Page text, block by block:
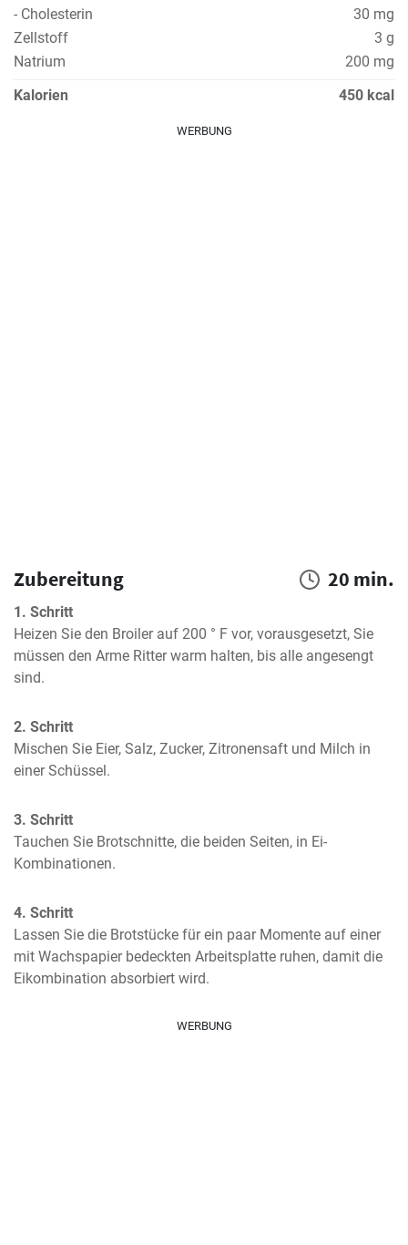
- Cholesterin
30 mg
Zellstoff
3 g
Natrium
200 mg
Kalorien
450 kcal
WERBUNG
Zubereitung 20 min.
1. Schritt
Heizen Sie den Broiler auf 200 ° F vor, vorausgesetzt, Sie
müssen den Arme Ritter warm halten, bis alle angesengt
sind.
2. Schritt
Mischen Sie Eier, Salz, Zucker, Zitronensaft und Milch in
einer Schüssel.
3. Schritt
Tauchen Sie Brotschnitte, die beiden Seiten, in Ei-
Kombinationen.
4. Schritt
Lassen Sie die Brotstücke für ein paar Momente auf einer
mit Wachspapier bedeckten Arbeitsplatte ruhen, damit die
Eikombination absorbiert wird.
WERBUNG